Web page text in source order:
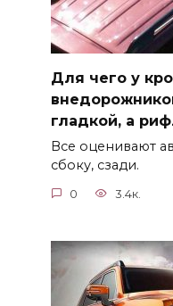
Для чего у
гладкой, а
Все оценивают
сбоку, сзади.
0 3.4к.